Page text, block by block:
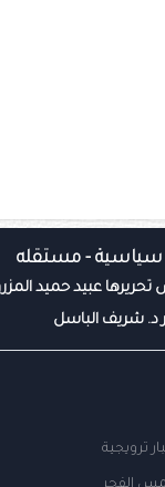
سياسية - مستقله
د. شريف الباسل
ترويجية